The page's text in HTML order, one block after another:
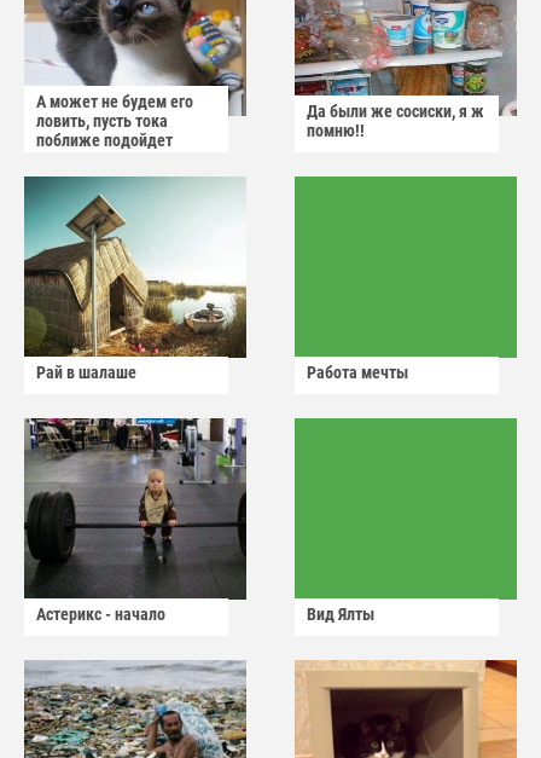
А может не будем его
ловить, пусть тока
поближе подойдет
Да были же сосиски, я ж
помню!!
Рай в шалаше Работа мечты
Астерикс - начало Вид Ялты